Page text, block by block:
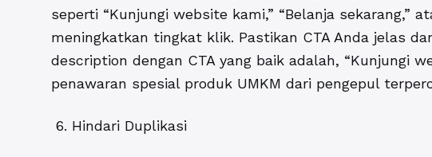
seperti “Kunjungi website kami,” “Belanja sekarang,”
meningkatkan tingkat klik. Pastikan CTA Anda jelas
description dengan CTA yang baik adalah, “Kunjungi
penawaran spesial produk UMKM dari pengepul
6. Hindari Duplikasi